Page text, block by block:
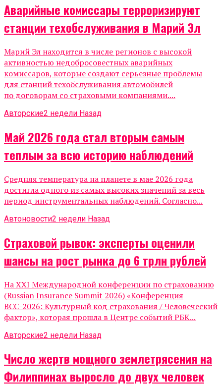
Аварийные комиссары терроризируют
станции техобслуживания в Марий Эл
Марий Эл находится в числе регионов с высокой
активностью недобросовестных аварийных
комиссаров, которые создают серьезные проблемы
для станций техобслуживания автомобилей
по договорам со страховыми компаниями....
Авторские2 недели Назад
Май 2026 года стал вторым самым
теплым за всю историю наблюдений
Средняя температура на планете в мае 2026 года
достигла одного из самых высоких значений за весь
период инструментальных наблюдений. Согласно...
Автоновости2 недели Назад
Страховой рывок: эксперты оценили
шансы на рост рынка до 6 трлн рублей
На XXI Международной конференции по страхованию
(Russian Insurance Summit 2026) «Конференция
ВСС-2026: Культурный код страхования / Человеческий
фактор», которая прошла в Центре событий РБК...
Авторские2 недели Назад
Число жертв мощного землетрясения на
Филиппинах выросло до двух человек